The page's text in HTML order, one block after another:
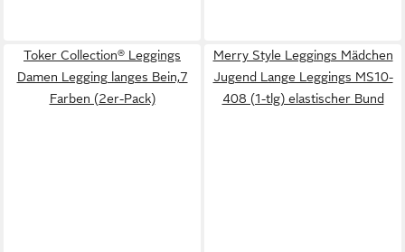
Toker Collection® Leggings
Damen Legging langes Bein,7
Farben (2er-Pack)
Merry Style Leggings Mädchen
Jugend Lange Leggings MS10-
408 (1-tlg) elastischer Bund